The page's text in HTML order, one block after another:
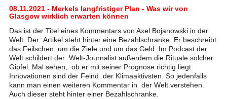
08.11.2021 - Merkels langfristiger Plan - Was wir von
Glasgow wirklich erwarten können
Das ist der Titel eines Kommentars von Axel Bojanowski in der
Welt. Der Artikel steht hinter eine Bezahlschranke. Er beschreibt
das Feilschen um die Ziele und um das Geld. Im Podcast der
Welt schildert der Welt-Journalist außerdem die Rituale solcher
Gipfel. Mal sehen, ob er mit seiner Prognose richtig liegt.
Innovationen sind der Feind der Klimaaktivsten. So jedenfalls
kann man einen weiteren Kommentar in der Welt verstehen.
Auch dieser steht hinter einer Bezahlschranke.